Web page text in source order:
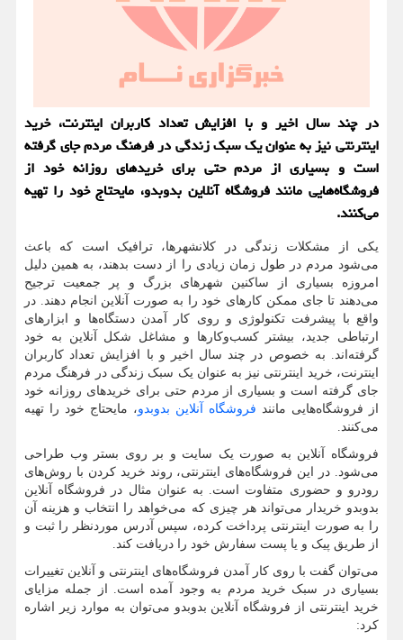
در چند سال‌ اخیر و با افزایش تعداد کاربران اینترنت، خرید
اینترنتی نیز به عنوان یک سبک زندگی در فرهنگ مردم جای گرفته
است و بسیاری از مردم حتی برای خریدهای روزانه خود از
فروشگاه‌هایی مانند فروشگاه آنلاین بدوبدو، مایحتاج خود را تهیه
می‌کنند.
یکی از مشکلات زندگی در کلانشهرها، ترافیک است که باعث
می‌شود مردم در طول زمان زیادی را از دست بدهند، به همین دلیل
امروزه بسیاری از ساکنین شهرهای بزرگ و پر جمعیت ترجیح
می‌دهند تا جای ممکن کارهای خود را به صورت آنلاین انجام دهند. در
واقع با پیشرفت تکنولوژی و روی کار آمدن دستگاه‌ها و ابزارهای
ارتباطی جدید، بیشتر کسب‌وکارها و مشاغل شکل آنلاین به خود
گرفته‌اند. به خصوص در چند سال‌ اخیر و با افزایش تعداد کاربران
اینترنت، خرید اینترنتی نیز به عنوان یک سبک زندگی در فرهنگ مردم
جای گرفته است و بسیاری از مردم حتی برای خریدهای روزانه خود
از فروشگاه‌هایی مانند فروشگاه آنلاین بدوبدو، مایحتاج خود را تهیه
می‌کنند.
فروشگاه آنلاین به صورت یک سایت و بر روی بستر وب طراحی
می‌شود. در این فروشگاه‌های اینترنتی، روند خرید کردن با روش‌های
رودرو و حضوری متفاوت است. به عنوان مثال در فروشگاه آنلاین
بدوبدو خریدار می‌تواند هر چیزی که می‌خواهد را انتخاب و هزینه آن
را به صورت اینترنتی پرداخت کرده، سپس آدرس موردنظر را ثبت و
از طریق پیک و یا پست سفارش خود را دریافت ‌کند.
می‌توان گفت با روی کار آمدن فروشگاه‌های اینترنتی و آنلاین تغییرات
بسیاری در سبک خرید مردم به وجود آمده است. از جمله مزایای
خرید اینترنتی از فروشگاه آنلاین بدوبدو می‌توان به موارد زیر اشاره
کرد: